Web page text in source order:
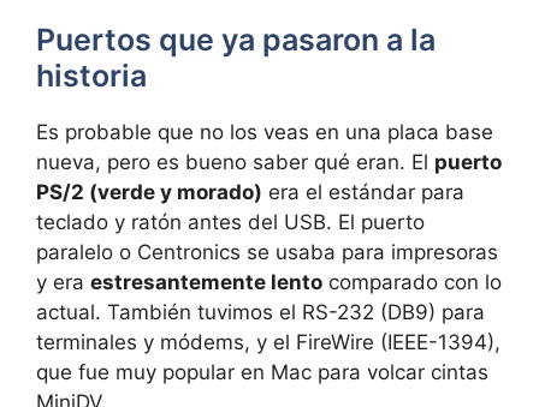
Puertos que ya pasaron a la
historia
Es probable que no los veas en una placa base
nueva, pero es bueno saber qué eran. El puerto
PS/2 (verde y morado) era el estándar para
teclado y ratón antes del USB. El puerto
paralelo o Centronics se usaba para impresoras
y era estresantemente lento comparado con lo
actual. También tuvimos el RS-232 (DB9) para
terminales y módems, y el FireWire (IEEE-1394),
que fue muy popular en Mac para volcar cintas